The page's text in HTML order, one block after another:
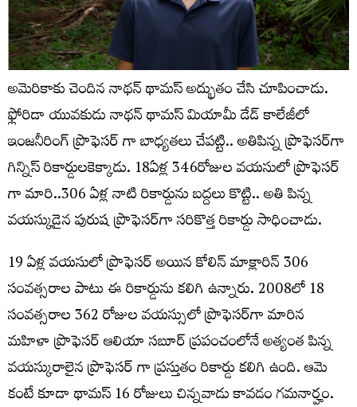
అమెరికాకు చెందిన నాథన్ థామస్ అద్భుతం చేసి చూపించాడు.
ఫ్లోరిడా యువకుడు నాథన్ థామస్ మియామీ డేడ్ కాలేజీలో
ఇంజనీరింగ్ ప్రొఫెసర్ గా బాధ్యతలు చేపట్టి.. అతిపిన్న ప్రొఫెసర్‌గా
గిన్నిస్‌ రికార్డులకెక్కాడు. 18ఏళ్ల 346రోజుల వయసులో ప్రొఫెసర్
గా మారి..306 ఏళ్ల నాటి రికార్డును బద్దలు కొట్టి.. అతి పిన్న
వయస్కుడైన పురుష ప్రొఫెసర్‌గా సరికొత్త రికార్డు సాధించాడు.
19 ఏళ్ల వయసులో ప్రొఫెసర్ అయిన కోలిన్ మాక్లారిన్ 306
సంవత్సరాల పాటు ఈ రికార్డును కలిగి ఉన్నారు. 2008లో 18
సంవత్సరాల 362 రోజుల వయస్సులో ప్రొఫెసర్‌గా మారిన
మహిళా ప్రొఫెసర్ ఆలియా సబూర్ ప్రపంచంలోనే అత్యంత పిన్న
వయస్కురాలైన ప్రొఫెసర్ గా ప్రస్తుతం రికార్డు కలిగి ఉంది. ఆమె
కంటే కూడా థామస్ 16 రోజులు చిన్నవాడు కావడం గమనార్హం.